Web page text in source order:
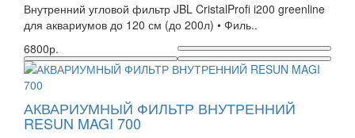
Внутренний угловой фильтр JBL CristalProfi i200 greenline
для аквариумов до 120 см (до 200л) • Филь..
6800р.
АКВАРИУМНЫЙ ФИЛЬТР ВНУТРЕННИЙ
RESUN MAGI 700